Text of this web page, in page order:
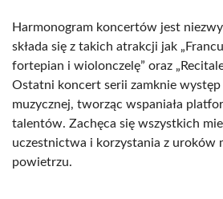
Harmonogram koncertów jest
składa się z takich atrakcji jak
fortepian i wiolonczelę” oraz
Ostatni koncert serii zamknie występ
muzycznej, tworząc wspaniała
talentów. Zachęca się wszystkich
uczestnictwa i korzystania z uroków
powietrzu.